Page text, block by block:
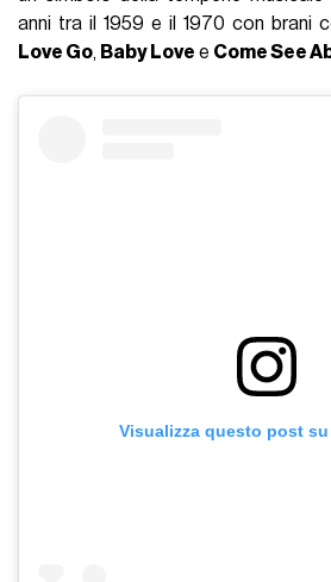
anni tra il 1959 e il 1970 con brani
Love Go, Baby Love e Come See
Visualizza questo post